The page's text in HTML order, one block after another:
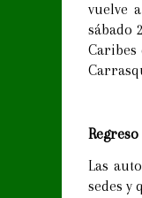
vuelve
sábado
Caribes
Las
sedes y